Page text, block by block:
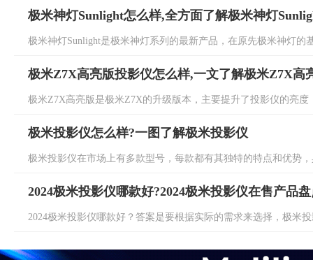
极米神灯Sunlight怎么样,全方面了解极米神灯
极米神灯Sunlight是极米神灯系列的最新产品，在原先极米神灯的
极米Z7X高亮版投影仪怎么样,一文了解极米Z7X高
极米Z7X高亮版是极米Z7X的升级版本，主要提升了投影仪的亮
极米投影仪怎么样?一图了解极米投影仪
极米投影仪在市场上有多款型号，每款都有其独特的特点和优势
2024极米投影仪哪款好?2024极米投影仪在售产品
2024极米投影仪哪款好？答案是要根据实际的需求来选择，极米